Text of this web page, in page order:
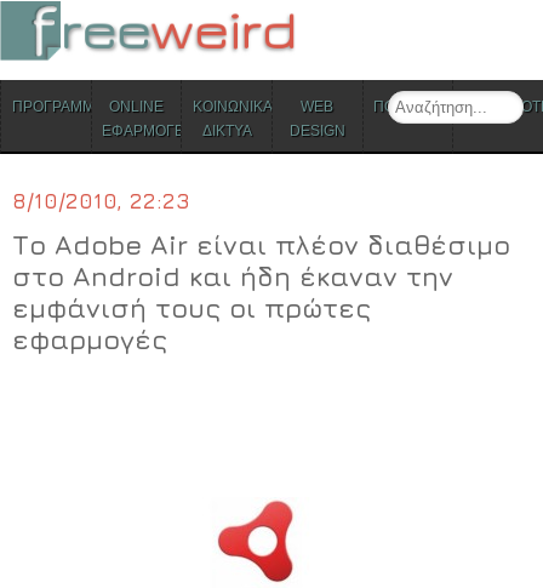
Search
Skip to content
ΠΡΟΓΡΑΜΜΑΤΑONLINE
ΕΦΑΡΜΟΓΕΣ
ΚΟΙΝΩΝΙΚΑ
ΔΙΚΤΥΑ
WEB
DESIGN
ΠΟΛΙΤΙΣΜΟΣ
8/10/2010, 22:23
Το Adobe Air είναι πλέον διαθέσιμο
στο Android και ήδη έκαναν την
εμφάνισή τους οι πρώτες
εφαρμογές